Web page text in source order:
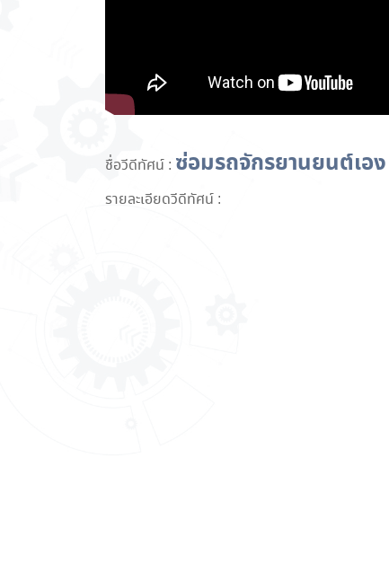
ชื่อวีดีทัศน์ : ซ่อมรถจักรยานยนต์เอ
รายละเอียดวีดีทัศน์ :